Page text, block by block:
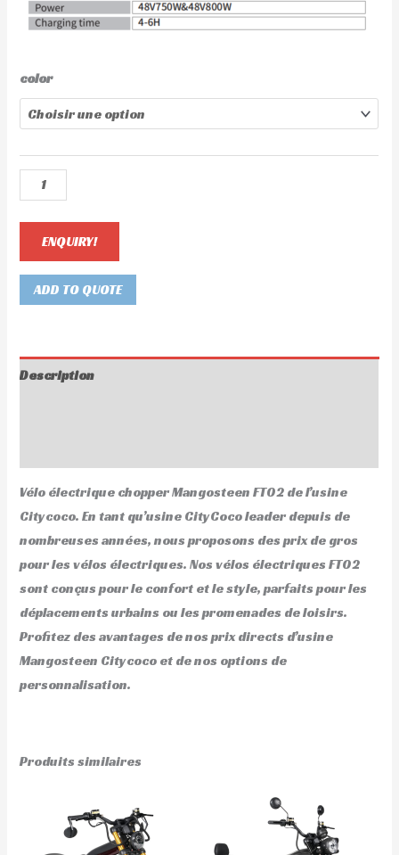
color
ENQUIRY!
ADD TO QUOTE
Description
Vélo électrique chopper Mangosteen FT02 de l’usine
Citycoco. En tant qu’usine CityCoco leader depuis de
nombreuses années, nous proposons des prix de gros
pour les vélos électriques. Nos vélos électriques FT02
sont conçus pour le confort et le style, parfaits pour les
déplacements urbains ou les promenades de loisirs.
Profitez des avantages de nos prix directs d’usine
Mangosteen Citycoco et de nos options de
personnalisation.
Produits similaires